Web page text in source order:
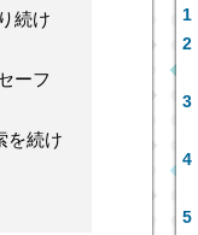
続け
ーフ
を続け
1
2
3
4
5